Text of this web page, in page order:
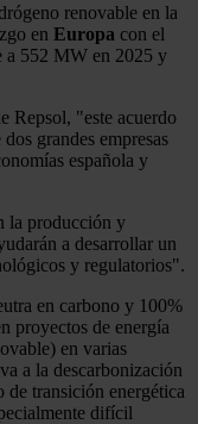
renovable en la
en Europa con el
a 552 MW en 2025 y
Repsol, "este acuerdo
grandes empresas
española y
la producción y
a desarrollar un
y regulatorios".
en carbono y 100%
proyectos de energía
en varias
a la descarbonización
de transición energética
difícil